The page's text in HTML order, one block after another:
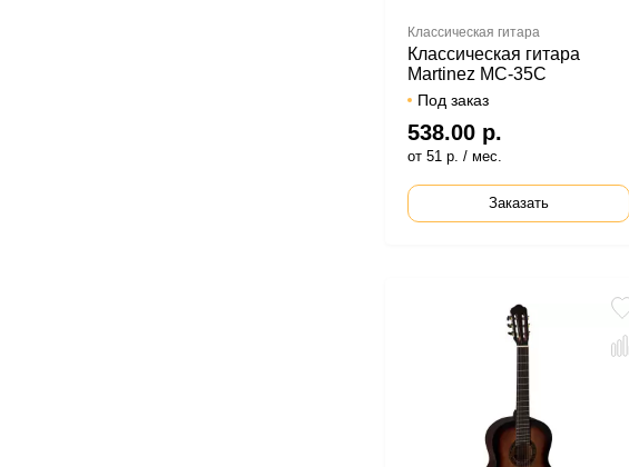
Классическая гитара
Классическая гитара
Martinez MC-35C
Под заказ
538.00 р.
от 51 р. / мес.
Заказать